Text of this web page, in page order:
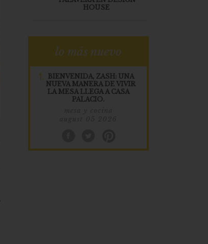
HOUSE
lo más nuevo
1.
BIENVENIDA, ZASH: UNA
NUEVA MANERA DE VIVIR
LA MESA LLEGA A CASA
PALACIO.